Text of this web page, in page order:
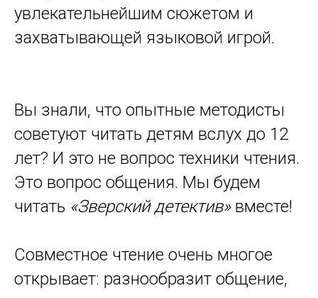
увлекательнейшим сюжетом и
захватывающей языковой игрой.
Вы знали, что опытные методисты
советуют читать детям вслух до 12
лет? И это не вопрос техники чтения.
Это вопрос общения. Мы будем
читать «Зверский детектив»вместе!
Совместное чтение очень многое
открывает: разнообразит общение,